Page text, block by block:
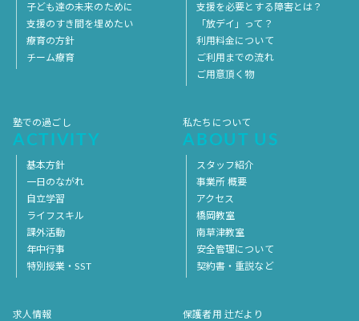
子ども達の未来のために
支援のすき間を埋めたい
療育の方針
チーム療育
支援を必要とする障害とは？
「放デイ」って？
利用料金について
ご利用までの流れ
ご用意頂く物
塾での過ごし
ACTIVITY
基本方針
一日のながれ
自立学習
ライフスキル
課外活動
年中行事
特別授業・SST
私たちについて
ABOUT US
スタッフ紹介
事業所 概要
アクセス
橋岡教室
南草津教室
安全管理について
契約書・重説など
求人情報 保護者用 辻だより